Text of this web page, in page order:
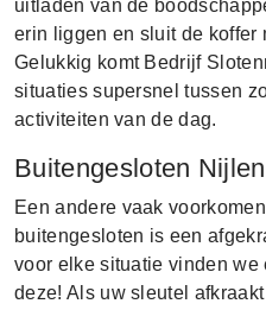
uitladen van de
erin liggen en sluit de koffer
Gelukkig komt Bedrijf
situaties supersnel tussen
activiteiten van de dag.
Buitengesloten
Een andere vaak
buitengesloten is een
voor elke situatie vinden
deze! Als uw sleutel